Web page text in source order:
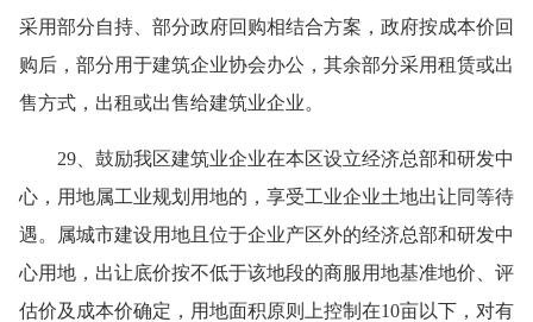
采用部分自持、部分政府回购相结合方案，政府按成本价回
购后，部分用于建筑企业协会办公，其余部分采用租赁或出
售方式，出租或出售给建筑业企业。
29、鼓励我区建筑业企业在本区设立经济总部和研发中
心，用地属工业规划用地的，享受工业企业土地出让同等待
遇。属城市建设用地且位于企业产区外的经济总部和研发中
心用地，出让底价按不低于该地段的商服用地基准地价、评
估价及成本价确定，用地面积原则上控制在10亩以下，对有